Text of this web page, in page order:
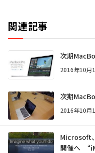
関連記事
次期
2016年10月
次期
2016年10月
Microsoft
開催へ